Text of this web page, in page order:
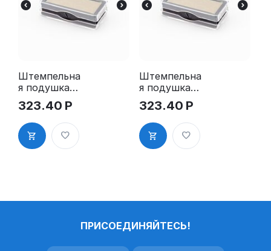
Штемпельна
я подушка
для GRM
4912 2Pads
323.40 Р
Штемпельна
я подушка
для GRM
4912 2Pads,
синяя
323.40 Р
ПРИСОЕДИНЯЙТЕСЬ!